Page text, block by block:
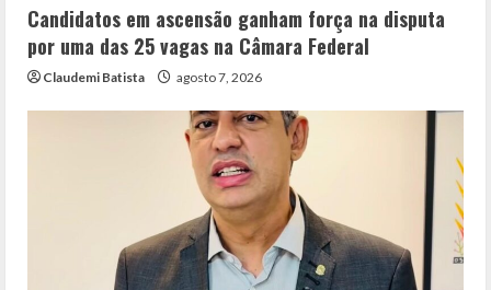
Candidatos em ascensão ganham força na disputa
por uma das 25 vagas na Câmara Federal
Claudemi Batista agosto 7, 2026